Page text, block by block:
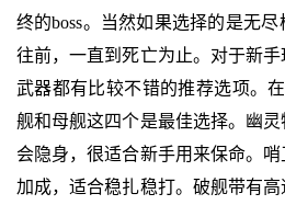
终的boss。当然如果选择的是无
往前，一直到死亡为止。对于新
武器都有比较不错的推荐选项。
舰和母舰这四个是最佳选择。幽
会隐身，很适合新手用来保命。
加成，适合稳扎稳打。破舰带有